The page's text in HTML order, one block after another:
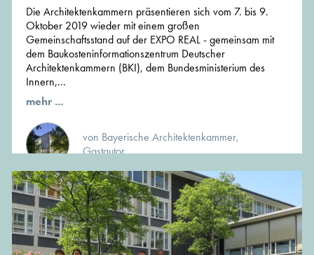
Die Architektenkammern präsentieren sich vom 7. bis 9.
Oktober 2019 wieder mit einem großen
Gemeinschaftsstand auf der EXPO REAL - gemeinsam mit
dem Baukosteninformationszentrum Deutscher
Architektenkammern (BKI), dem Bundesministerium des
Innern,...
mehr ...
von Bayerische Architektenkammer,
Gastautor